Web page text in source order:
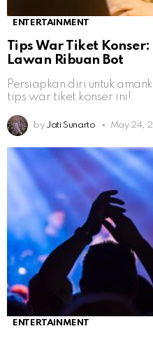
ENTERTAINMENT
Tips War Tiket
Lawan Ribuan Bot
Persiapkan diri untuk
tips war tiket konser ini!
by Jati Sunarto May 24,
ENTERTAINMENT